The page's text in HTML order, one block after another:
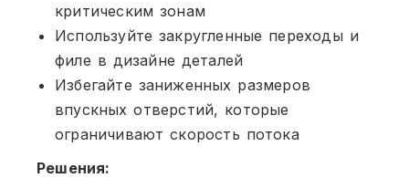
критическим зонам
Используйте закругленные переходы и
филе в дизайне деталей
Избегайте заниженных размеров
впускных отверстий, которые
ограничивают скорость потока
Решения: